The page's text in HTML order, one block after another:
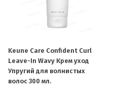
Keune Care Confident Curl
Leave-In Wavy Крем уход
Упругий для волнистых
волос 300 мл.